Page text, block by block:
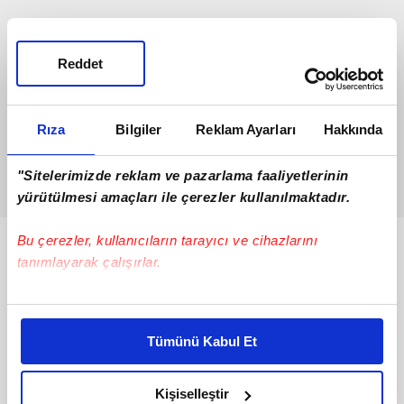
Rıza Bilgiler Reklam Ayarları Hakkında
"Sitelerimizde reklam ve pazarlama faaliyetlerinin
yürütülmesi amaçları ile çerezler kullanılmaktadır.
Bu çerezler, kullanıcıların tarayıcı ve cihazlarını
tanımlayarak çalışırlar.
Bu çerezlere izin vermeniz halinde sizlere özel
daha iyi reklam deneyimi yaşatabiliriz. Bunu yaparken
amacımızın size daha iyi bir reklam deneyimi sunmak
olduğunu ve sizlere en iyi içerikleri sunabilmek adına
Tümünü Kabul Et
Kişiselleştir
Reddet
Bunlar da Var